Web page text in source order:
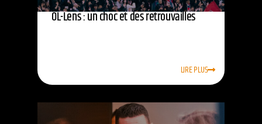
OL-Lens : un choc et des retrouvailles
LIRE PLUS